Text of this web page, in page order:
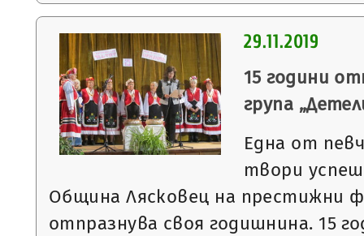
29.11.2019
15 години
група
Една от
твори
Община Лясковец на престижни
отпразнува своя годишнина. 15